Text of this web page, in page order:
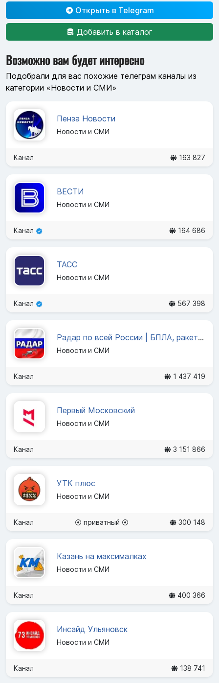
Открыть в Telegram
Добавить в каталог
Возможно вам будет интересно
Подобрали для вас похожие телеграм каналы из
категории «Новости и СМИ»
Пенза Новости
Новости и СМИ
Канал 163 827
ВЕСТИ
Новости и СМИ
Канал 164 686
ТАСС
Новости и СМИ
Канал 567 398
Радар по всей России | БПЛА, ракеты, самолёты
Новости и СМИ
Канал 1 437 419
Первый Московский
Новости и СМИ
Канал 3 151 866
УТК плюс
Новости и СМИ
Канал ⦿ приватный ⦿ 300 148
Казань на максималках
Новости и СМИ
Канал 400 366
Инсайд Ульяновск
Новости и СМИ
Канал 138 741